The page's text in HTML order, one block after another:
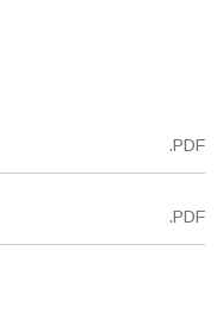
.PDF
.PDF